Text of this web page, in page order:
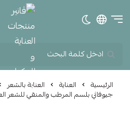
تبديل الوضع الداكن
ڤانير
الرئيسية العناية العناية بالشعر
جيوفاني بلسم المرطب والمنقي للشعر